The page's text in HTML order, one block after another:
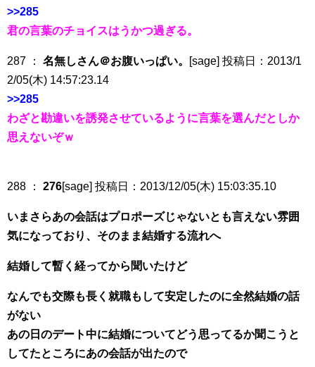
>>285
君の言葉のチョイスはうかつ過ぎる。
287 ： 名無しさん＠お腹いっぱい。
[sage] 投稿日：2013/1
2/05(木) 14:57:23.14
>>285
わざと勘違いを誘発させているように言葉を選んだとしか
思えないぞｗ
288 ： 276[sage] 投稿日：2013/12/05(木) 15:03:35.10
いまさらあの会話はプロポーズじゃないとも言えない雰囲
気になっており、そのまま結婚する流れへ
結婚して暫く経ってから聞いたけど
なんでも交際も長く就職もして安定したのに全然結婚の話
がない
あの日のデート中に結婚についてどう思ってるか聞こうと
してたところにあの会話が出たので